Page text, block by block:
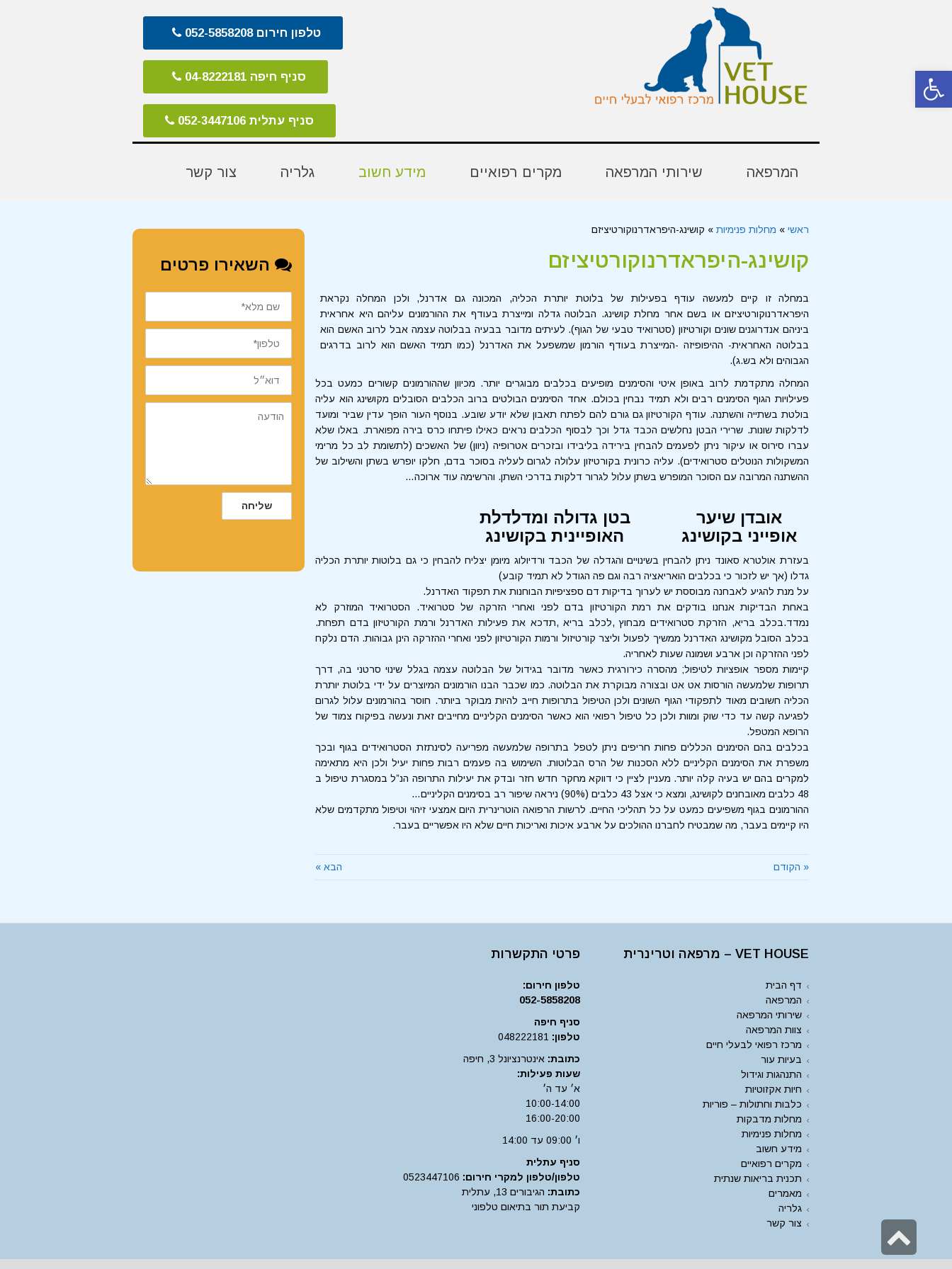
פתח סרגל נגישות
טלפון חירום 052-5858208
סניף חיפה 04-8222181
סניף עתלית 052-3447106
המרפאה שירותי המרפאה מקרים רפואיים מידע חשוב גלריה צור קשר
ראשי » מחלות פנימיות » קושינג-היפראדרנוקורטיציזם
קושינג-היפראדרנוקורטיציזם
במחלה זו קיים למעשה עודף בפעילות של בלוטת יותרת הכליה, המכונה גם אדרנל, ולכן המחלה נקראת
היפראדרנוקורטיציזם או בשם אחר מחלת קושינג. הבלוטה גדלה ומייצרת בעודף את ההורמונים עליהם היא אחראית
ביניהם אנדרוגנים שונים וקורטיזון (סטרואיד טבעי של הגוף). לעיתים מדובר בבעיה בבלוטה עצמה אבל לרוב האשם הוא
בבלוטה האחראית- ההיפופיזה -המייצרת בעודף הורמון שמשפעל את האדרנל (כמו תמיד האשם הוא לרוב בדרגים
הגבוהים ולא בש.ג).
המחלה מתקדמת לרוב באופן איטי והסימנים מופיעים בכלבים מבוגרים יותר. מכיוון שההורמונים קשורים כמעט בכל
פעילויות הגוף הסימנים רבים ולא תמיד נבחין בכולם. אחד הסימנים הבולטים ברוב הכלבים הסובלים מקושינג הוא עליה
בולטת בשתייה והשתנה. עודף הקורטיזון גם גורם להם לפתח תאבון שלא יודע שובע. בנוסף העור הופך עדין שביר ומועד
לדלקות שונות. שרירי הבטן נחלשים הכבד גדל וכך לבסוף הכלבים נראים כאילו פיתחו כרס בירה מפוארת. באלו שלא
עברו סירוס או עיקור ניתן לפעמים להבחין בירידה בליבידו ובזכרים אטרופיה (ניוון) של האשכים (לתשומת לב כל מרימי
המשקולות הנוטלים סטרואידים). עליה כרונית בקורטיזון עלולה לגרום לעליה בסוכר בדם, חלקו יופרש בשתן והשילוב של
ההשתנה המרובה עם הסוכר המופרש בשתן עלול לגרור דלקות בדרכי השתן. והרשימה עוד ארוכה…
אובדן שיער
אופייני בקושינג
בטן גדולה ומדלדלת
האופיינית בקושינג
בעזרת אולטרא סאונד ניתן להבחין בשינויים והגדלה של הכבד ורדיולוג מיומן יצליח להבחין כי גם בלוטות יותרת הכליה
גדלו (אך יש לזכור כי בכלבים הואריאציה רבה וגם פה הגודל לא תמיד קובע)
על מנת להגיע לאבחנה מבוססת יש לערוך בדיקות דם ספציפיות הבוחנות את תפקוד האדרנל.
באחת הבדיקות אנחנו בודקים את רמת הקורטיזון בדם לפני ואחרי הזרקה של סטרואיד. הסטרואיד המוזרק לא
נמדד.בכלב בריא, הזרקת סטרואידים מבחוץ ,לכלב בריא ,תדכא את פעילות האדרנל ורמת הקורטיזון בדם תפחת.
בכלב הסובל מקושינג האדרנל ממשיך לפעול וליצר קורטיזול ורמות הקורטיזון לפני ואחרי ההזרקה הינן גבוהות. הדם נלקח
לפני ההזרקה וכן ארבע ושמונה שעות לאחריה.
קיימות מספר אופציות לטיפול; מהסרה כירורגית כאשר מדובר בגידול של הבלוטה עצמה בגלל שינוי סרטני בה, דרך
תרופות שלמעשה הורסות אט אט ובצורה מבוקרת את הבלוטה. כמו שכבר הבנו הורמונים המיוצרים על ידי בלוטת יותרת
הכליה חשובים מאוד לתפקודי הגוף השונים ולכן הטיפול בתרופות חייב להיות מבוקר ביותר. חוסר בהורמונים עלול לגרום
לפגיעה קשה עד כדי שוק ומוות ולכן כל טיפול רפואי הוא כאשר הסימנים הקליניים מחייבים זאת ונעשה בפיקוח צמוד של
הרופא המטפל.
בכלבים בהם הסימנים הכללים פחות חריפים ניתן לטפל בתרופה שלמעשה מפריעה לסינתזת הסטרואידים בגוף ובכך
משפרת את הסימנים הקליניים ללא הסכנות של הרס הבלוטות. השימוש בה פעמים רבות פחות יעיל ולכן היא מתאימה
למקרים בהם יש בעיה קלה יותר. מעניין לציין כי דווקא מחקר חדש חזר ובדק את יעילות התרופה הנ”ל במסגרת טיפול ב
48 כלבים מאובחנים לקושינג, ומצא כי אצל 43 כלבים (90%) ניראה שיפור רב בסימנים הקליניים…
ההורמונים בגוף משפיעים כמעט על כל תהליכי החיים. לרשות הרפואה הוטרינרית היום אמצעי זיהוי וטיפול מתקדמים שלא
היו קיימים בעבר, מה שמבטיח לחברנו ההולכים על ארבע איכות ואריכות חיים שלא היו אפשריים בעבר.
« הקודם הבא »
השאירו פרטים
שם
מלא
טלפון
דוא״ל
הודעה
שליחה
VET HOUSE – מרפאה וטרינרית
דף הבית
המרפאה
שירותי המרפאה
צוות המרפאה
מרכז רפואי לבעלי חיים
בעיות עור
התנהגות וגידול
חיות אקזוטיות
כלבות וחתולות – פוריות
מחלות מדבקות
מחלות פנימיות
מידע חשוב
מקרים רפואיים
תכנית בריאות שנתית
מאמרים
גלריה
צור קשר
פרטי התקשרות
טלפון חירום:
052-5858208
סניף חיפה
טלפון: 048222181
כתובת: אינטרנציונל 3, חיפה
שעות פעילות:
א׳ עד ה׳
10:00-14:00
16:00-20:00
ו׳ 09:00 עד 14:00
סניף עתלית
טלפון/טלפון למקרי חירום: 0523447106
כתובת: הגיבורים 13, עתלית
קביעת תור בתיאום טלפוני
לראש